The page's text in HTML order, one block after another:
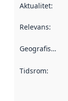
Aktualitet:
Relevans:
Geografisk område
Tidsrom: